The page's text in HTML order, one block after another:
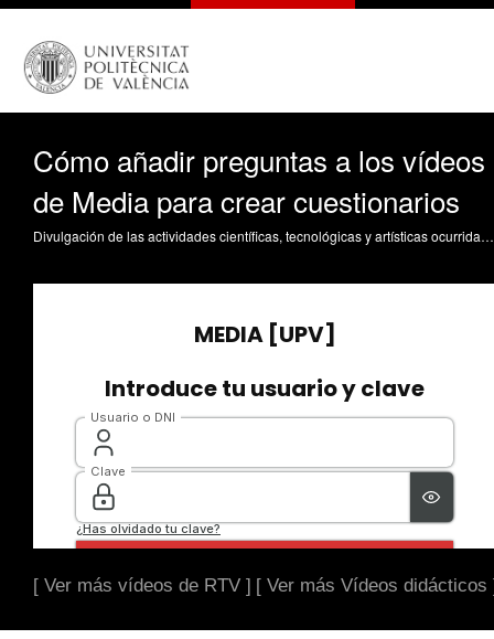
Cómo añadir preguntas a los vídeos
de Media para crear cuestionarios
Divulgación de las actividades científicas, tecnológicas y artísticas ocurridas en los tres campus de la UPV
[ Ver más vídeos de RTV ] [ Ver más Vídeos didácticos